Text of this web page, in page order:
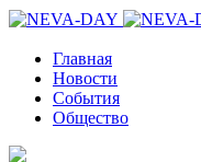
Главная
Новости
События
Общество